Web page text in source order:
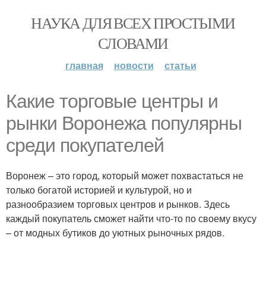
НАУКА ДЛЯ ВСЕХ ПРОСТЫМИ
СЛОВАМИ
главная новости статьи
Какие торговые центры и
рынки Воронежа популярны
среди покупателей
Воронеж – это город, который может похвастаться не
только богатой историей и культурой, но и
разнообразием торговых центров и рынков. Здесь
каждый покупатель сможет найти что-то по своему вкусу
– от модных бутиков до уютных рыночных рядов.